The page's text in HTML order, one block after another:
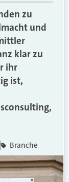
zu
und
klar zu
ihr
ist,
Branche